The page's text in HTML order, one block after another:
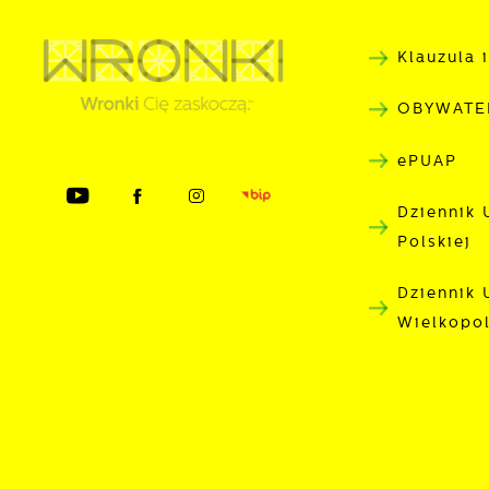
Klauzula
ePUAP
Dziennik
Polskiej
Dziennik